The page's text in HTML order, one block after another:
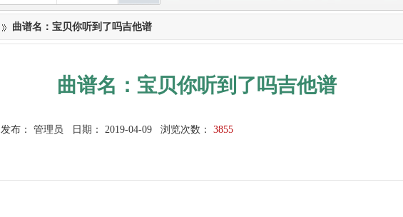
曲谱名：宝贝你听到了吗吉他谱
曲谱名：宝贝你听到了吗吉他谱
发布： 管理员 日期： 2019-04-09 浏览次数： 3855